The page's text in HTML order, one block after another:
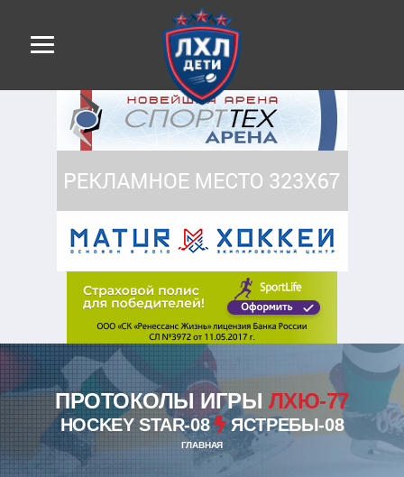
ПРОТОКОЛЫ ИГРЫ ЛХЮ-77
HOCKEY STAR-08 ЯСТРЕБЫ-08
ГЛАВНАЯ